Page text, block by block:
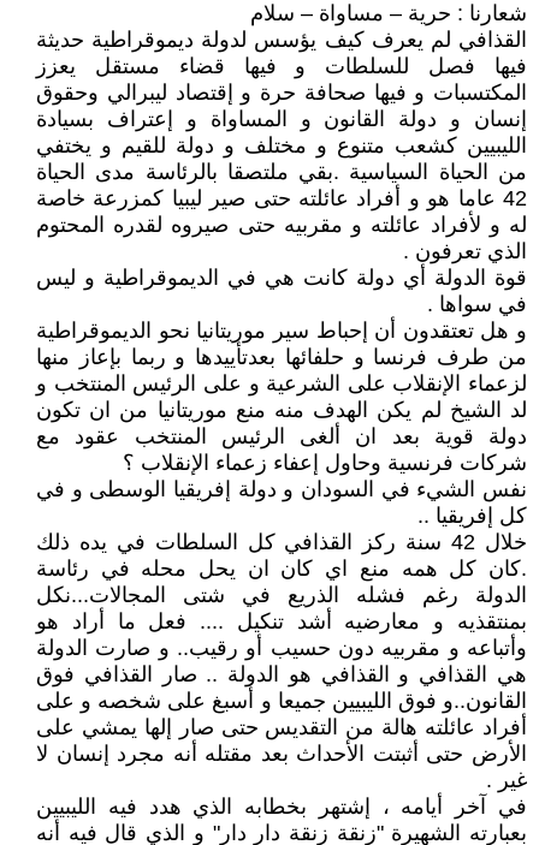
شعارنا : حرية – مساواة – سلام
القذافي لم يعرف كيف يؤسس لدولة ديموقراطية حديثة
فيها فصل للسلطات و فيها قضاء مستقل يعزز
المكتسبات و فيها صحافة حرة و إقتصاد ليبرالي وحقوق
إنسان و دولة القانون و المساواة و إعتراف بسيادة
الليبيين كشعب متنوع و مختلف و دولة للقيم و يختفي
من الحياة السياسية .بقي ملتصقا بالرئاسة مدى الحياة
42 عاما هو و أفراد عائلته حتى صير ليبيا كمزرعة خاصة
له و لأفراد عائلته و مقربيه حتى صيروه لقدره المحتوم
الذي تعرفون .
قوة الدولة أي دولة كانت هي في الديموقراطية و ليس
في سواها .
و هل تعتقدون أن إحباط سير موريتانيا نحو الديموقراطية
من طرف فرنسا و حلفائها بعدتأييدها و ربما بإعاز منها
لزعماء الإنقلاب على الشرعية و على الرئيس المنتخب و
لد الشيخ لم يكن الهدف منه منع موريتانيا من ان تكون
دولة قوية بعد ان ألغى الرئيس المنتخب عقود مع
شركات فرنسية وحاول إعفاء زعماء الإنقلاب ؟
نفس الشيء في السودان و دولة إفريقيا الوسطى و في
كل إفريقيا ..
خلال 42 سنة ركز القذافي كل السلطات في يده ذلك
.كان كل همه منع اي كان ان يحل محله في رئاسة
الدولة رغم فشله الذريع في شتى المجالات...نكل
بمنتقذيه و معارضيه أشد تنكيل .... فعل ما أراد هو
وأتباعه و مقربيه دون حسيب أو رقيب.. و صارت الدولة
هي القذافي و القذافي هو الدولة .. صار القذافي فوق
القانون..و فوق الليبيين جميعا و أسبغ على شخصه و على
أفراد عائلته هالة من التقديس حتى صار إلها يمشي على
الأرض حتى أثبتت الأحداث بعد مقتله أنه مجرد إنسان لا
غير .
في آخر أيامه ، إشتهر بخطابه الذي هدد فيه الليبيين
بعبارته الشهيرة "زنقة زنقة دار دار" و الذي قال فيه أنه